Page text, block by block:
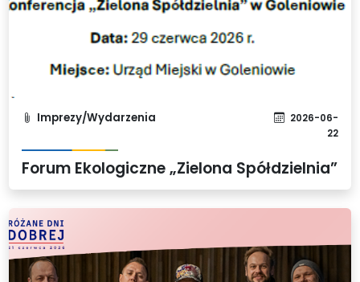
Imprezy/Wydarzenia
2026-06-
22
Forum Ekologiczne „Zielona Spółdzielnia”